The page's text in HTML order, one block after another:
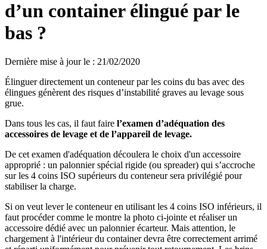
d’un container élingué par le
bas ?
Dernière mise à jour le : 21/02/2020
Élinguer directement un conteneur par les coins du bas avec des
élingues génèrent des risques d’instabilité graves au levage sous
grue.
Dans tous les cas, il faut faire l’examen d’adéquation des
accessoires de levage et de l’appareil de levage.
De cet examen d'adéquation découlera le choix d'un accessoire
approprié : un palonnier spécial rigide (ou spreader) qui s’accroche
sur les 4 coins ISO supérieurs du conteneur sera privilégié pour
stabiliser la charge.
Si on veut lever le conteneur en utilisant les 4 coins ISO inférieurs, il
faut procéder comme le montre la photo ci-jointe et réaliser un
accessoire dédié avec un palonnier écarteur. Mais attention, le
chargement à l'intérieur du container devra être correctement arrimé